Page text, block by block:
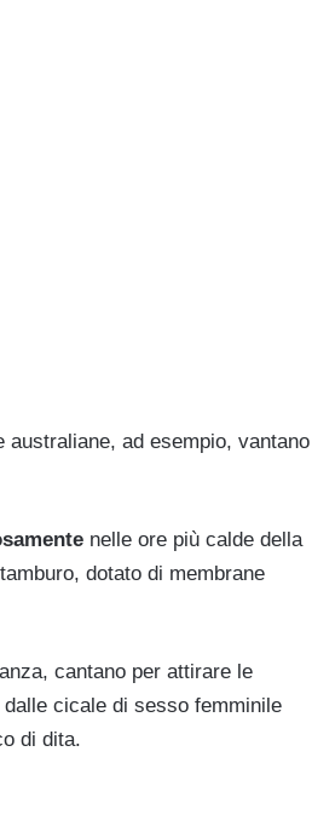
australiane, ad esempio, vantano
nelle ore più calde della
dotato di membrane
cantano per attirare le
cicale di sesso femminile
di dita.